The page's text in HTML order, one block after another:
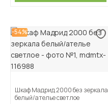
-54%
Шкаф Мадрид 2000 без зеркала
белый/ателье светлое